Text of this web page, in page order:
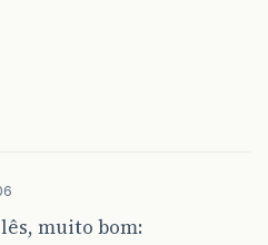
muito bom: